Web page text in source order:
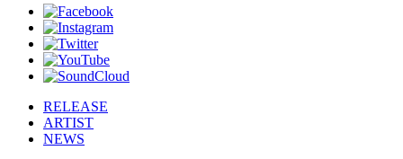
RELEASE
ARTIST
NEWS